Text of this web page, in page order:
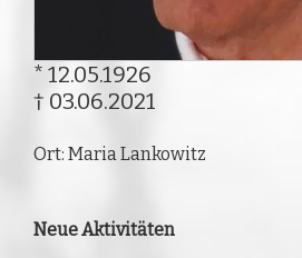
* 12.05.1926
† 03.06.2021
Ort: Maria Lankowitz
Neue Aktivitäten